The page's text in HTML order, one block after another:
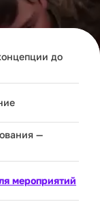
до
—
мероприятий